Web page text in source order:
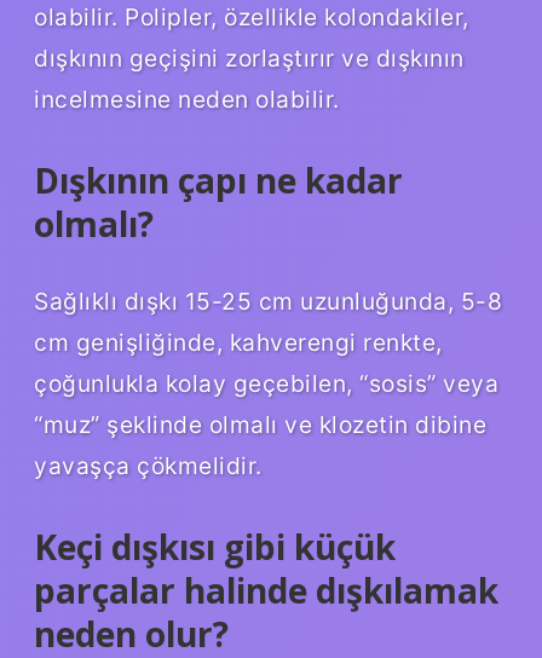
olabilir. Polipler, özellikle kolondakiler,
dışkının geçişini zorlaştırır ve dışkının
incelmesine neden olabilir.
Dışkının çapı ne kadar
olmalı?
Sağlıklı dışkı 15-25 cm uzunluğunda, 5-8
cm genişliğinde, kahverengi renkte,
çoğunlukla kolay geçebilen, “sosis” veya
“muz” şeklinde olmalı ve klozetin dibine
yavaşça çökmelidir.
Keçi dışkısı gibi küçük
parçalar halinde dışkılamak
neden olur?